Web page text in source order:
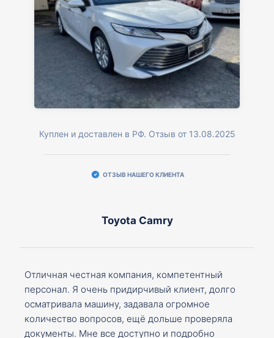
Куплен и доставлен в РФ. Отзыв от 13.08.2025
ОТЗЫВ НАШЕГО КЛИЕНТА
Toyota Camry
Отличная честная компания, компетентный
персонал. Я очень придирчивый клиент, долго
осматривала машину, задавала огромное
количество вопросов, ещё дольше проверяла
документы. Мне все доступно и подробно